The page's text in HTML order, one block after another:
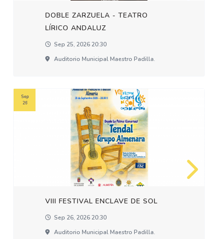
DOBLE ZARZUELA - TEATRO
LÍRICO ANDALUZ
Sep 25, 2026 20:30
Auditorio Municipal Maestro Padilla.
VIII FESTIVAL ENCLAVE DE SOL
Sep 26, 2026 20:30
Auditorio Municipal Maestro Padilla.
Sep
26